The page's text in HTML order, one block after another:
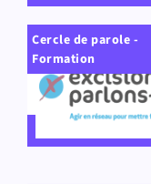
Cercle de parole -
Formation